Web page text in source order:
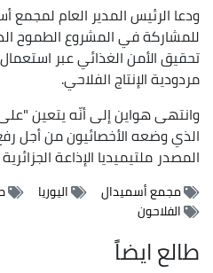
ودعا الرئيس المدير العام لمجمع
للمشاركة في المشروع الطموح
تحقيق الأمن الغذائي عبر
مردودية الإنتاج الفلاحي.
وانتهى هواين إلى أنّه يتعين "على
الذي وضعه الأخصائيون من أجل رفع
المصدرملتيميديا الإذاعة الجزائرية
مجمع أسميدال
اليوريا
الفلاحون
طالع ايضاً